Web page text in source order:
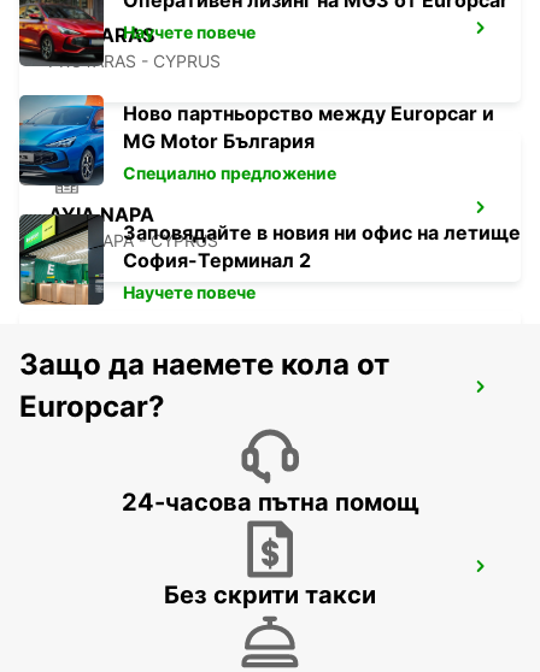
PROTARAS
PROTARAS - CYPRUS
AYIA NAPA
AYIA NAPA - CYPRUS
PAPHOS SERVICE CENTRE
PAPHOS - CYPRUS
PAPHOS - CYPRUS
Научете повече
Ново партньорство между Europcar и
MG Motor България
Специално предложение
Заповядайте в новия ни офис на летище
София-Терминал 2
Научете повече
Защо да наемете кола от
Europcar?
24-часова пътна помощ
Без скрити такси